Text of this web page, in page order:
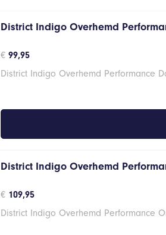
District Indigo Overhemd
€ 99,95
District Indigo Overhemd Performance
District Indigo Overhemd
€ 109,95
District Indigo Overhemd Performance